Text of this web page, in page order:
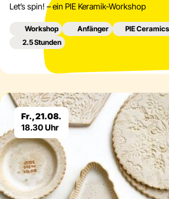
Let’s spin! – ein PIE Keramik-Workshop
Workshop Anfänger
PIE
2.5 Stunden
Fr., 21.08.
18.30 Uhr
Eventdetails